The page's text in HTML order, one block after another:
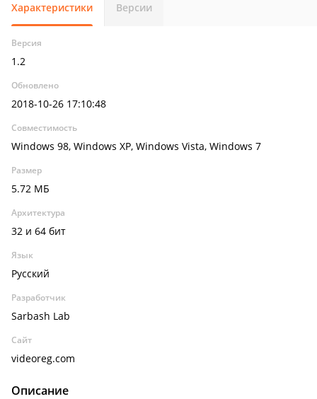
Характеристики Версии
Версия
1.2
Обновлено
2018-10-26 17:10:48
Совместимость
Windows 98, Windows XP, Windows Vista, Windows 7
Размер
5.72 МБ
Архитектура
32 и 64 бит
Язык
Русский
Разработчик
Sarbash Lab
Сайт
videoreg.com
Описание